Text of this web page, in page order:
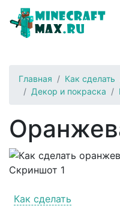
Главная Как сделать
Декор и покраска
Как сделать